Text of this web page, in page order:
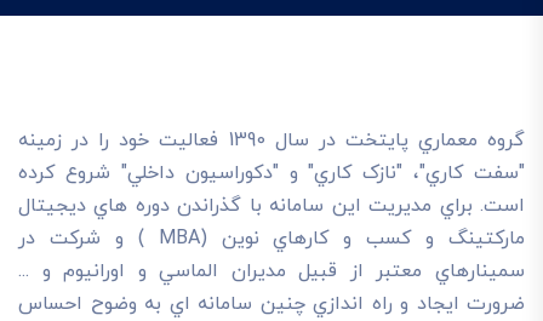
گروه معماري پايتخت در سال 1390 فعاليت خود را در زمينه
"سفت کاري"، "نازک کاري" و "دکوراسيون داخلي" شروع کرده
است. براي مديريت اين سامانه با گذراندن دوره هاي ديجيتال
مارکتينگ و کسب و کارهاي نوين (MBA ) و شرکت در
سمينارهاي معتبر از قبيل مديران الماسي و اورانيوم و ...
ضرورت ايجاد و راه اندازي چنين سامانه اي به وضوح احساس